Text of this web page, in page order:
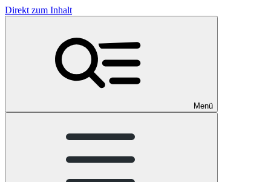
Direkt zum Inhalt
Menü